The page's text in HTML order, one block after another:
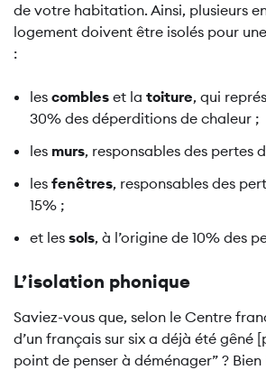
de votre habitation. Ainsi, plusieurs
logement doivent être isolés pour
:
les combles et la toiture, qui
30% des déperditions de chaleur ;
les murs, responsables des pertes
les fenêtres, responsables des
15% ;
et les sols, à l’origine de 10% des
L’isolation phonique
Saviez-vous que, selon le Centre
d’un français sur six a déjà été gêné
point de penser à déménager” ? Bien